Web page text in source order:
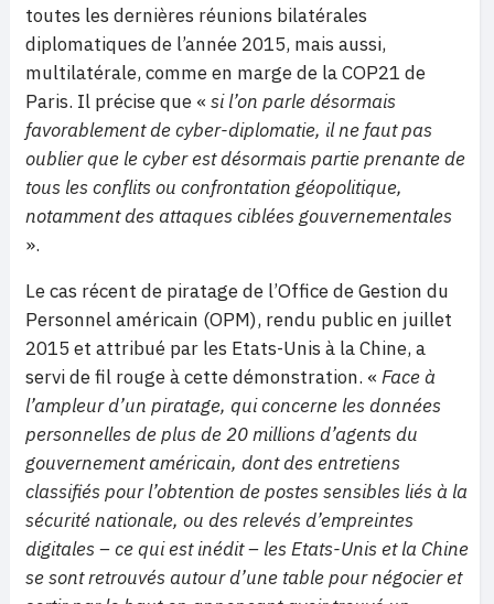
toutes les dernières réunions bilatérales
diplomatiques de l’année 2015, mais aussi,
multilatérale, comme en marge de la COP21 de
Paris. Il précise que « si l’on parle désormais
favorablement de cyber-diplomatie, il ne faut pas
oublier que le cyber est désormais partie prenante de
tous les conflits ou confrontation géopolitique,
notamment des attaques ciblées gouvernementales
».
Le cas récent de piratage de l’Office de Gestion du
Personnel américain (OPM), rendu public en juillet
2015 et attribué par les Etats-Unis à la Chine, a
servi de fil rouge à cette démonstration. « Face à
l’ampleur d’un piratage, qui concerne les données
personnelles de plus de 20 millions d’agents du
gouvernement américain, dont des entretiens
classifiés pour l’obtention de postes sensibles liés à la
sécurité nationale, ou des relevés d’empreintes
digitales – ce qui est inédit – les Etats-Unis et la Chine
se sont retrouvés autour d’une table pour négocier et